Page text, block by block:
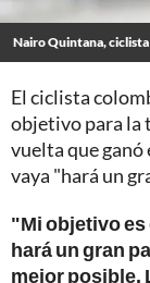
Nairo Quintana,
El ciclista
objetivo para la
vuelta que ganó
vaya "hará un
"Mi objetivo es
hará un gran
mejor posible.